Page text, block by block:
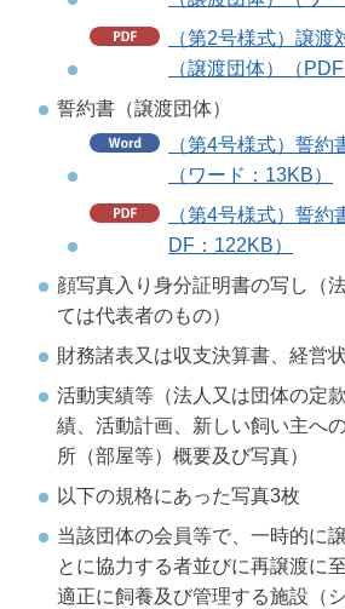
（第2号様式）譲
（譲渡団体）（
誓約書（譲渡団体）
（第4号様式）誓約
（ワード：13KB）
（第4号様式）誓
DF：122KB）
顔写真入り身分証明書の写し（
ては代表者のもの）
財務諸表又は収支決算書、経営
活動実績等（法人又は団体の定
績、活動計画、新しい飼い主へ
所（部屋等）概要及び写真）
以下の規格にあった写真3枚
当該団体の会員等で、一時的に
とに協力する者並びに再譲渡に
適正に飼養及び管理する施設（